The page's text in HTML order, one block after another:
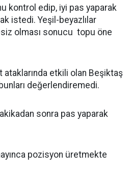
kontrol edip, iyi pas yaparak
istedi. Yeşil-beyazlılar
olması sonucu topu öne
ataklarında etkili olan Beşiktaş
değerlendiremedi.
sonra pas yaparak
pozisyon üretmekte